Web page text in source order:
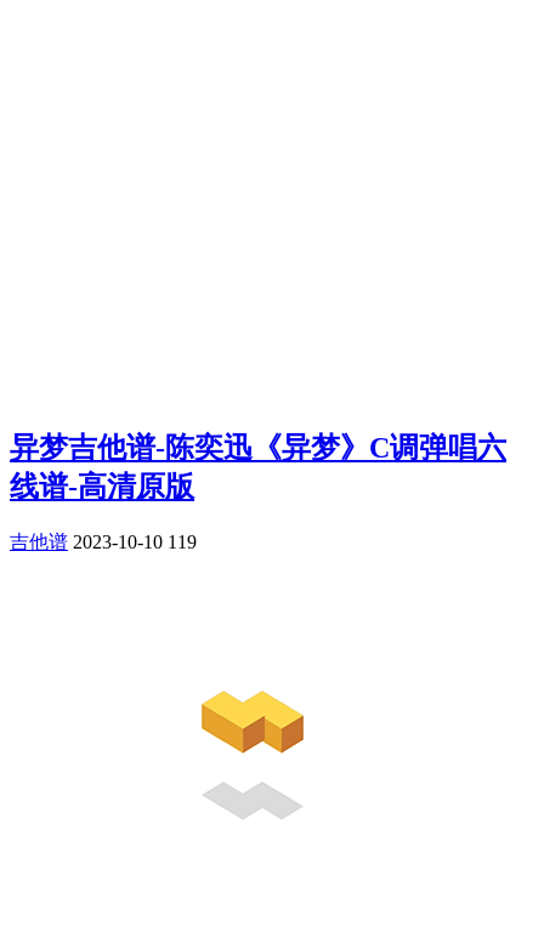
异梦吉他谱-陈奕迅《异梦》C调弹唱六
线谱-高清原版
吉他谱 2023-10-10 119